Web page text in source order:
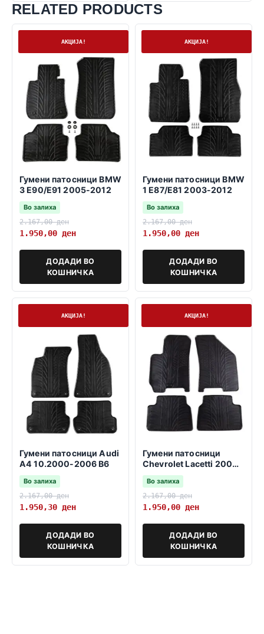
RELATED PRODUCTS
АКЦИЈА!
Гумени патосници BMW
3 E90/E91 2005-2012
Во залиха
2.167,00ден
1.950,00 ден
ДОДАДИ ВО
КОШНИЧКА
АКЦИЈА!
Гумени патосници BMW
1 E87/E81 2003-2012
Во залиха
2.167,00ден
1.950,00 ден
ДОДАДИ ВО
КОШНИЧКА
АКЦИЈА!
Гумени патосници Audi
A4 10.2000-2006 B6
Во залиха
2.167,00ден
1.950,30 ден
ДОДАДИ ВО
КОШНИЧКА
АКЦИЈА!
Гумени патосници
Chevrolet Lacetti 2004-
2010
Во залиха
2.167,00ден
1.950,00 ден
ДОДАДИ ВО
КОШНИЧКА